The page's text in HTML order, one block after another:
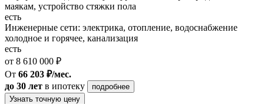
маякам, устройство стяжки пола
есть
Инженерные сети: электрика, отопление, водоснабжение
холодное и горячее, канализация
есть
от 8 610 000 ₽
От 66 203 ₽/мес.
до 30 лет в ипотеку
подробнее
Узнать точную цену